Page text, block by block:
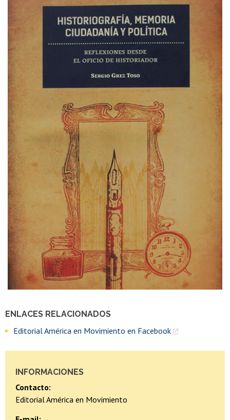
ENLACES RELACIONADOS
Editorial América en Movimiento en Facebook
INFORMACIONES
Contacto:
Editorial América en Movimiento